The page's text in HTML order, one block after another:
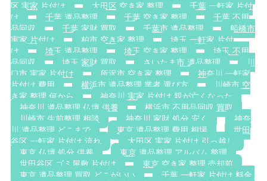
区 実家 片付け
大田区 空き家 整理
千葉 一軒家 片付
け
千葉 遺品整理 千葉 空き家 整理
千葉 不用
品回収
千葉 家財 買取 千葉市 遺品整理
船橋市
実家 片付け
柏市 空き家 整理
埼玉 一軒家 片付
け
埼玉 遺品整理 埼玉 空き家 整理
埼玉 不用
品回収
埼玉 家財 買取 さいたま市 遺品整理
川
口市 実家 片付け
所沢市 空き家 整理
神奈川 一軒家
片付け 費用
横浜市 遺品整理 業者 選び方
川崎市 空
き家 整理 何から
神奈川 実家 片付け 親が亡くなった
神奈川 遺品整理 仏壇 供養
横浜市 不用品回収 買取
川崎市 生前整理 相談
神奈川 家財 処分 安く
神奈
川 遺品整理 どこまで
東京 遺品整理 費用 相場
世田
谷区 一軒家 片付け 流れ
大田区 実家 片付け 引っ越し
東京 仏壇 処分 供養
東京 遺品整理 アルバム 整理
世田谷区 ゴミ屋敷 片付け
東京 空き家 整理 売却前
東京 遺品整理 買取 どこがいい
千葉 一軒家 片付け 料金.